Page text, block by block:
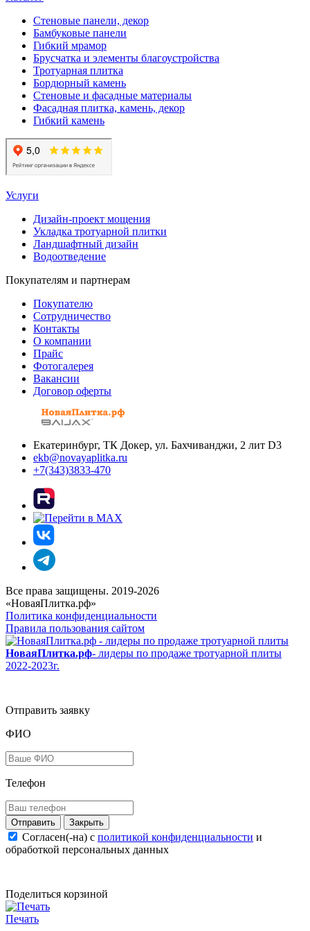
Стеновые панели, декор
Бамбуковые панели
Гибкий мрамор
Брусчатка и элементы благоустройства
Тротуарная плитка
Бордюрный камень
Стеновые и фасадные материалы
Фасадная плитка, камень, декор
Гибкий камень
Услуги
Дизайн-проект мощения
Укладка тротуарной плитки
Ландшафтный дизайн
Водоотведение
Покупателям и партнерам
Покупателю
Сотрудничество
Контакты
О компании
Прайс
Фотогалерея
Вакансии
Договор оферты
Екатеринбург, ТК Докер, ул. Бахчиванджи, 2 лит D3
ekb@novayaplitka.ru
+7(343)3833-470
Все права защищены. 2019-2026
«НоваяПлитка.рф»
Политика конфиденциальности
Правила пользования сайтом
НоваяПлитка.рф- лидеры по продаже тротуарной плиты
2022-2023г.
Отправить заявку
ФИО
Телефон
Закрыть
Согласен(-на) c политикой конфиденциальности и
обработкой персональных данных
Поделиться корзиной
Печать